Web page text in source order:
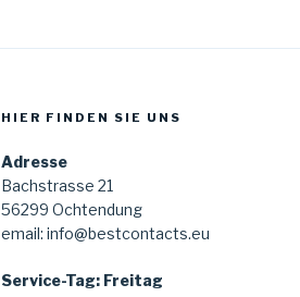
HIER FINDEN SIE UNS
Adresse
Bachstrasse 21
56299 Ochtendung
email: info@bestcontacts.eu
Service-Tag: Freitag